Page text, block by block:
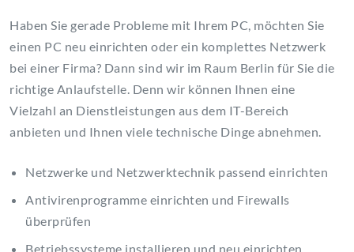
Haben Sie gerade Probleme mit Ihrem PC, möchten Sie
einen PC neu einrichten oder ein komplettes Netzwerk
bei einer Firma? Dann sind wir im Raum Berlin für Sie die
richtige Anlaufstelle. Denn wir können Ihnen eine
Vielzahl an Dienstleistungen aus dem IT-Bereich
anbieten und Ihnen viele technische Dinge abnehmen.
Netzwerke und Netzwerktechnik passend einrichten
Antivirenprogramme einrichten und Firewalls
überprüfen
Betriebssysteme installieren und neu einrichten